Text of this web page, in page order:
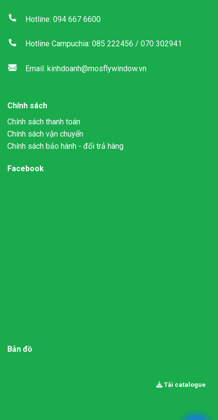
Tải catalogue
Hotline: 094 667 6600
Hotline Campuchia: 085 222456 / 070 302941
Email: kinhdoanh@mosflywindow.vn
Chính sách
Chính sách thanh toán
Chính sách vận chuyển
Chính sách bảo hành - đổi trả hàng
Facebook
Bản đồ